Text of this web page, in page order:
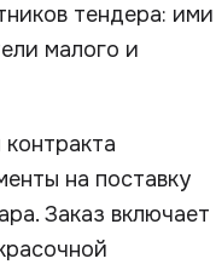
тендера: ими
малого и
на поставку
Заказ включает